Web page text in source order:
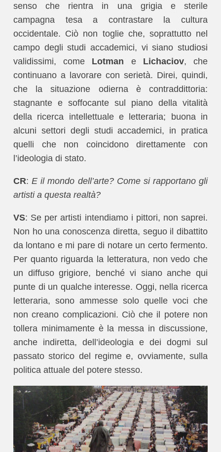
senso che rientra in una grigia e sterile
campagna tesa a contrastare la cultura
occidentale. Ciò non toglie che, soprattutto nel
campo degli studi accademici, vi siano studiosi
validissimi, come Lotman e Lichaciov, che
continuano a lavorare con serietà. Direi, quindi,
che la situazione odierna è contraddittoria:
stagnante e soffocante sul piano della vitalità
della ricerca intellettuale e letteraria; buona in
alcuni settori degli studi accademici, in pratica
quelli che non coincidono direttamente con
l’ideologia di stato.
CR:E il mondo dell’arte? Come si rapportano gli
artisti a questa realtà?
VS: Se per artisti intendiamo i pittori, non saprei.
Non ho una conoscenza diretta, seguo il dibattito
da lontano e mi pare di notare un certo fermento.
Per quanto riguarda la letteratura, non vedo che
un diffuso grigiore, benché vi siano anche qui
punte di un qualche interesse. Oggi, nella ricerca
letteraria, sono ammesse solo quelle voci che
non creano complicazioni. Ciò che il potere non
tollera minimamente è la messa in discussione,
anche indiretta, dell’ideologia e dei dogmi sul
passato storico del regime e, ovviamente, sulla
politica attuale del potere stesso.